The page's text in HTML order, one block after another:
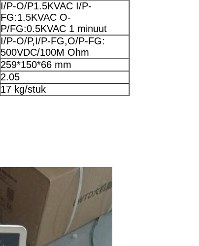
I/P-O/P1.5KVAC I/P-
FG:1.5KVAC O-
P/FG:0.5KVAC 1 minuut
I/P-O/P,I/P-FG,O/P-FG:
500VDC/100M Ohm
259*150*66 mm
2.05
17 kg/stuk